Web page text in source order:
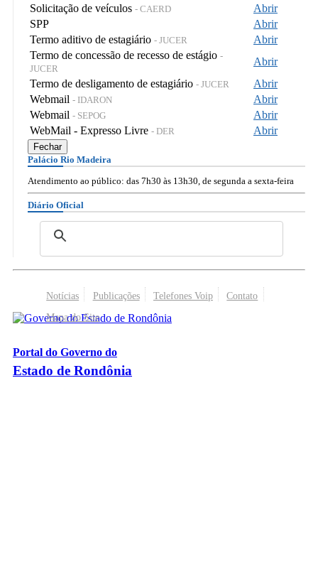
Solicitação de veículos - CAERD
Abrir
SPP
Abrir
Termo aditivo de estagiário - JUCER
Abrir
Termo de concessão de recesso de estágio -
JUCER
Abrir
Termo de desligamento de estagiário - JUCER
Abrir
Webmail - IDARON
Abrir
Webmail - SEPOG
Abrir
WebMail - Expresso Livre - DER Abrir
Fechar
Palácio Rio Madeira
Atendimento ao público: das 7h30 às 13h30, de segunda a sexta-feira
Diário Oficial
Notícias Publicações Telefones Voip
Contato
Mapa do Site
Portal do Governo do
Estado de Rondônia